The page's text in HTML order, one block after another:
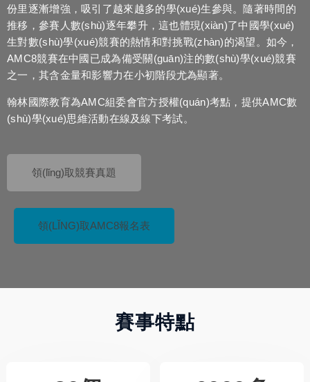
份里逐漸增強，吸引了越來越多的學(xué)生參與。隨著時間的
推移，參賽人數(shù)逐年攀升，這也體現(xiàn)了中國學(xué)
生對數(shù)學(xué)競賽的熱情和對挑戰(zhàn)的渴望。如今，
AMC8競賽在中國已成為備受關(guān)注的數(shù)學(xué)競賽
之一，其含金量和影響力在小初階段尤為顯著。
翰林國際教育為AMC組委會官方授權(quán)考點，提供AMC數
(shù)學(xué)思維活動在線及線下考試。
領(lǐng)取競賽真題
領(LǏNG)取AMC8報名表
賽事特點